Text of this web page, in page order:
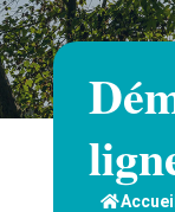
Accueil